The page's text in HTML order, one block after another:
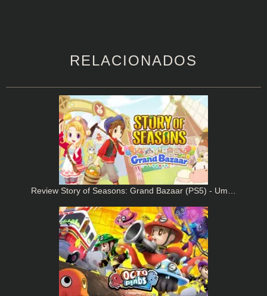
RELACIONADOS
Review Story of Seasons: Grand Bazaar (PS5) - Um…